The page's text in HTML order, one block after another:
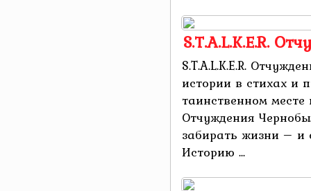
S.T.A.L.K.E.R.
S.T.A.L.K.E.R.
истории в стихах и
таинственном
Отчуждения
забирать жизни – и
Историю ...